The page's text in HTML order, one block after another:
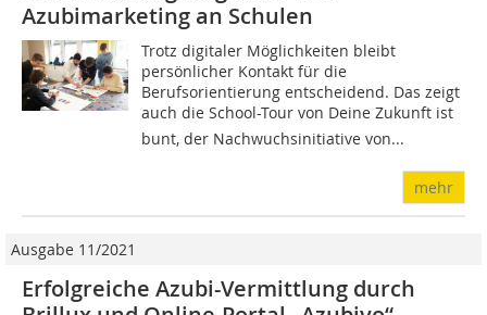
Azubimarketing an Schulen
Trotz digitaler Möglichkeiten bleibt
persönlicher Kontakt für die
Berufsorientierung entscheidend. Das zeigt
auch die School-Tour von Deine Zukunft ist
bunt, der Nachwuchsinitiative von...
mehr
Ausgabe 11/2021
Erfolgreiche Azubi-Vermittlung durch